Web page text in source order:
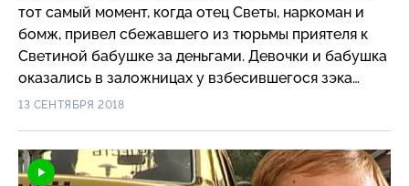
тот самый момент, когда отец Светы, наркоман и
бомж, привел сбежавшего из тюрьмы приятеля к
Светиной бабушке за деньгами. Девочки и бабушка
оказались в заложницах у взбесившегося зэка…
13 СЕНТЯБРЯ 2018